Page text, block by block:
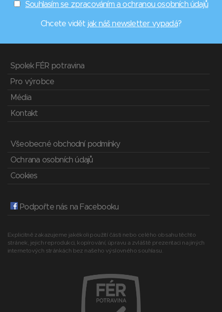
Souhlasím se zpracováním a ochranou osobních údajů
Chcete vidět jak náš newsletter vypadá?
Spolek FÉR potravina
Pro výrobce
Média
Kontakt
Všeobecné obchodní podmínky
Ochrana osobních údajů
Cookies
Podpořte nás na Facebooku
Explicitně zakazujeme jakékoli použití části nebo celého obsahu těchto
stránek, jejich reprodukci, kopírování, úpravu a zvláště prezentaci na jiných
internetových stránkách bez našeho výslovného souhlasu.